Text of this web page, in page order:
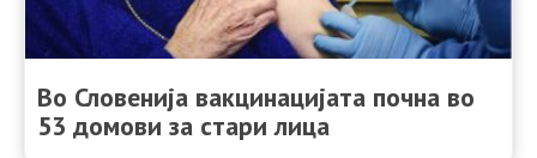
Во Словенија вакцинацијата почна во
53 домови за стари лица